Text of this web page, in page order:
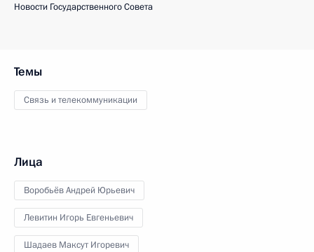
Новости Государственного Совета
Темы
Связь и телекоммуникации
Лица
Воробьёв Андрей Юрьевич
Левитин Игорь Евгеньевич
Шадаев Максут Игоревич